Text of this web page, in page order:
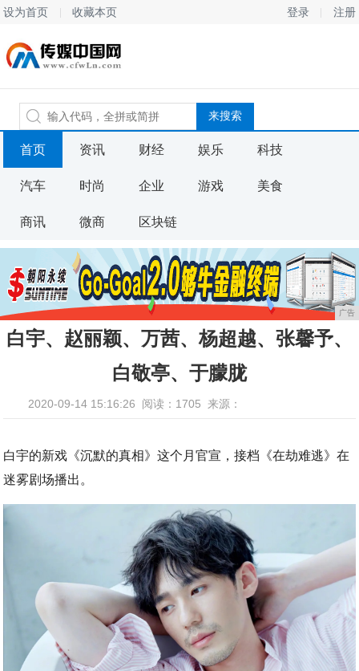
设为首页 收藏本页 登录 注册
首页 资讯 财经 娱乐 科技
汽车 时尚 企业 游戏 美食
商讯 微商 区块链
广告
白宇、赵丽颖、万茜、杨超越、张馨予、
白敬亭、于朦胧
2020-09-14 15:16:26 阅读：1705 来源：
白宇的新戏《沉默的真相》这个月官宣，接档《在劫难逃》在
迷雾剧场播出。